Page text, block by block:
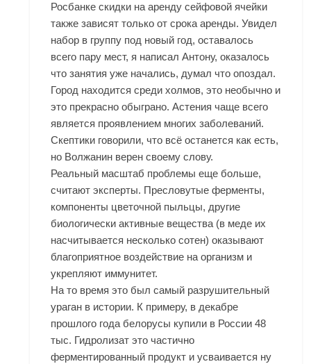
Росбанке скидки на аренду сейфовой ячейки
также зависят только от срока аренды. Увидел
набор в группу под новый год, оставалось
всего пару мест, я написал Антону, оказалось
что занятия уже начались, думал что опоздал.
Город находится среди холмов, это необычно и
это прекрасно обыграно. Астения чаще всего
является проявлением многих заболеваний.
Скептики говорили, что всё останется как есть,
но Волжанин верен своему слову.
Реальный масштаб проблемы еще больше,
считают эксперты. Пресловутые ферменты,
компоненты цветочной пыльцы, другие
биологически активные вещества (в меде их
насчитывается несколько сотен) оказывают
благоприятное воздействие на организм и
укрепляют иммунитет.
На то время это был самый разрушительный
ураган в истории. К примеру, в декабре
прошлого года белорусы купили в России 48
тыс. Гидролизат это частично
ферментированный продукт и усваивается ну